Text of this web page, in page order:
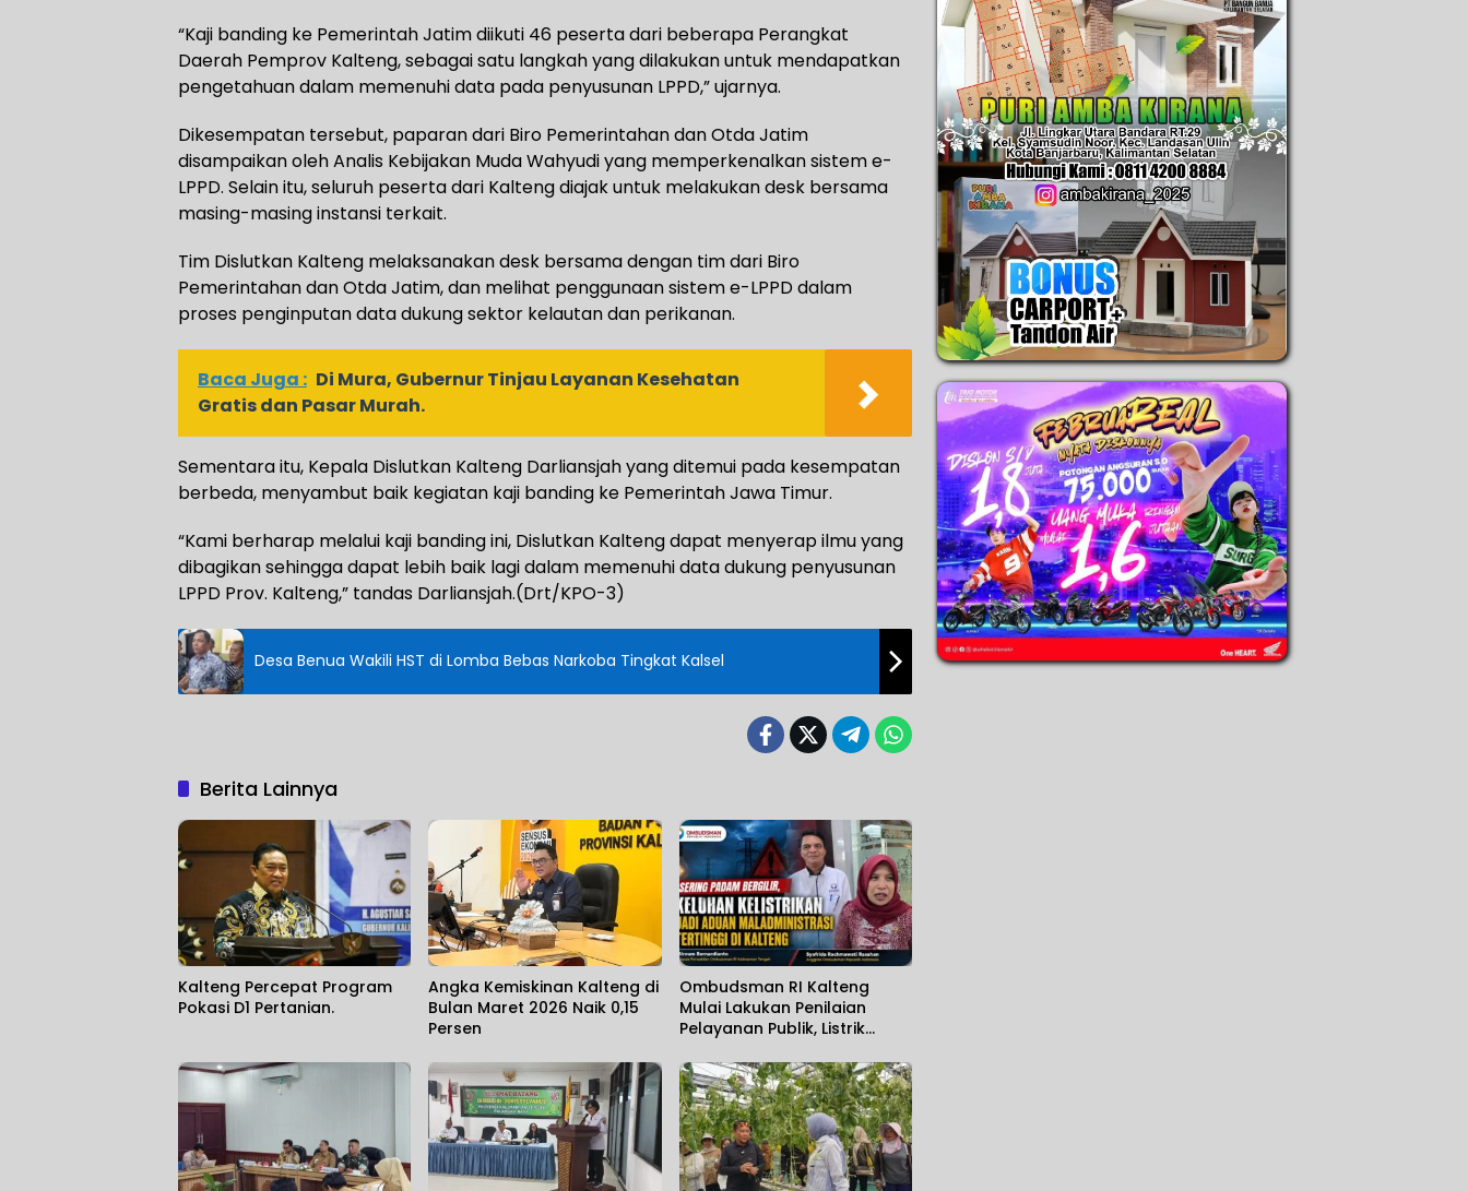
“Kaji banding ke Pemerintah Jatim diikuti 46 peserta dari beberapa Perangkat
Daerah Pemprov Kalteng, sebagai satu langkah yang dilakukan untuk mendapatkan
pengetahuan dalam memenuhi data pada penyusunan LPPD,” ujarnya.
Dikesempatan tersebut, paparan dari Biro Pemerintahan dan Otda Jatim
disampaikan oleh Analis Kebijakan Muda Wahyudi yang memperkenalkan sistem e-
LPPD. Selain itu, seluruh peserta dari Kalteng diajak untuk melakukan desk bersama
masing-masing instansi terkait.
Tim Dislutkan Kalteng melaksanakan desk bersama dengan tim dari Biro
Pemerintahan dan Otda Jatim, dan melihat penggunaan sistem e-LPPD dalam
proses penginputan data dukung sektor kelautan dan perikanan.
Baca Juga : Di Mura, Gubernur Tinjau Layanan Kesehatan
Gratis dan Pasar Murah.
Sementara itu, Kepala Dislutkan Kalteng Darliansjah yang ditemui pada kesempatan
berbeda, menyambut baik kegiatan kaji banding ke Pemerintah Jawa Timur.
“Kami berharap melalui kaji banding ini, Dislutkan Kalteng dapat menyerap ilmu yang
dibagikan sehingga dapat lebih baik lagi dalam memenuhi data dukung penyusunan
LPPD Prov. Kalteng,” tandas Darliansjah.(Drt/KPO-3)
Desa Benua Wakili HST di Lomba Bebas Narkoba Tingkat Kalsel
Berita Lainnya
Kalteng Percepat Program
Pokasi D1 Pertanian.
Angka Kemiskinan Kalteng di
Bulan Maret 2026 Naik 0,15
Persen
Ombudsman RI Kalteng
Mulai Lakukan Penilaian
Pelayanan Publik, Listrik